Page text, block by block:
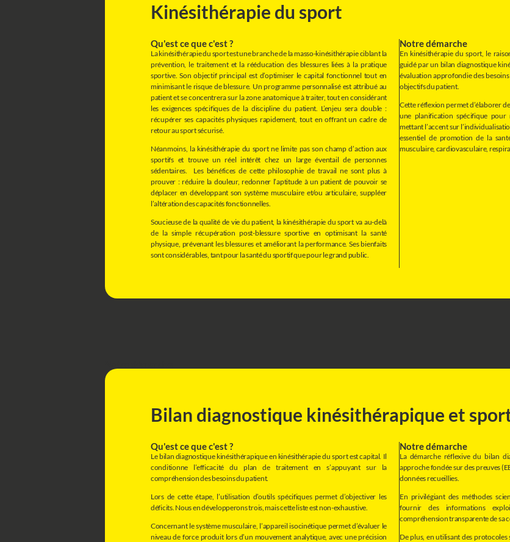
Kinésithérapie du sport
Qu'est ce que c'est ?
La kinésithérapie du sport est une branche de la masso-kinésithérapie ciblant la
prévention, le traitement et la rééducation des blessures liées à la pratique
sportive. Son objectif principal est d’optimiser le capital fonctionnel tout en
minimisant le risque de blessure. Un programme personnalisé est attribué au
patient et se concentrera sur la zone anatomique à traiter, tout en considérant
les exigences spécifiques de la discipline du patient. L’enjeu sera double :
récupérer ses capacités physiques rapidement, tout en offrant un cadre de
retour au sport sécurisé.
Néanmoins, la kinésithérapie du sport ne limite pas son champ d’action aux
sportifs et trouve un réel intérêt chez un large éventail de personnes
sédentaires. Les bénéfices de cette philosophie de travail ne sont plus à
prouver : réduire la douleur, redonner l’aptitude à un patient de pouvoir se
déplacer en développant son système musculaire et/ou articulaire, suppléer
l’altération des capacités fonctionnelles.
Soucieuse de la qualité de vie du patient, la kinésithérapie du sport va au-delà
de la simple récupération post-blessure sportive en optimisant la santé
physique, prévenant les blessures et améliorant la performance. Ses bienfaits
sont considérables, tant pour la santé du sportif que pour le grand public.
Notre démarche
En kinésithérapie du sport, le
guidé par un bilan diagnostique
évaluation approfondie des
objectifs du patient.
Cette réflexion permet d’élaborer
une planification spécifique pour
mettant l’accent sur
essentiel de promotion de la
musculaire, cardiovasculaire,
Bilan diagnostique kinésithérapique et
Qu'est ce que c'est ?
Le bilan diagnostique kinésithérapique en kinésithérapie du sport est capital. Il
conditionne l’efficacité du plan de traitement en s’appuyant sur la
compréhension des besoins du patient.
Lors de cette étape, l’utilisation d’outils spécifiques permet d’objectiver les
déficits. Nous en développerons trois, mais cette liste est non-exhaustive.
Concernant le système musculaire, l’appareil isocinétique permet d’évaluer le
niveau de force produit lors d’un mouvement analytique, avec une précision
Notre démarche
La démarche réflexive du bilan
approche fondée sur des preuves
données recueillies.
En privilégiant des méthodes
fournir des informations
compréhension transparente de sa
De plus, en utilisant des protocoles